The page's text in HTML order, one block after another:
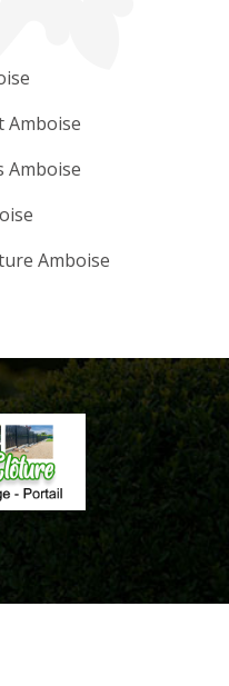
Amboise
Amboise
Amboise